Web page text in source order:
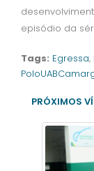
episódio da
Tags: Egressa,
PRÓXIMOS